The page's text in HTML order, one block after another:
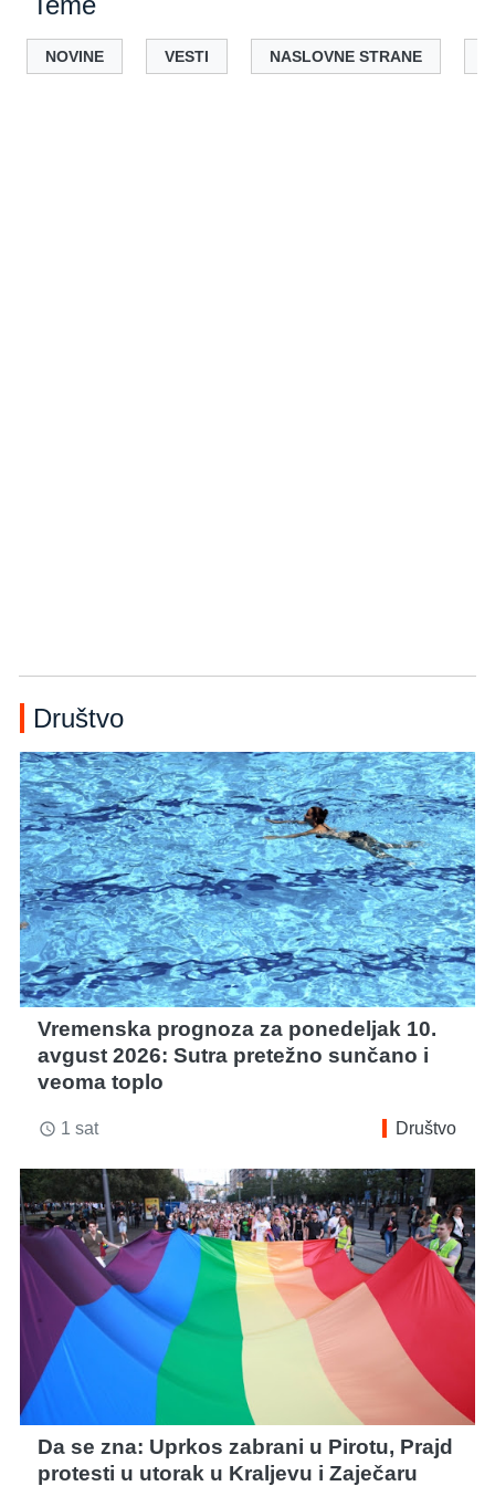
NOVINE VESTI NASLOVNE STRANE
Društvo
Vremenska prognoza za ponedeljak 10.
avgust 2026: Sutra pretežno sunčano i
veoma toplo
access_time 1 sat Društvo
Da se zna: Uprkos zabrani u Pirotu, Prajd
protesti u utorak u Kraljevu i Zaječaru